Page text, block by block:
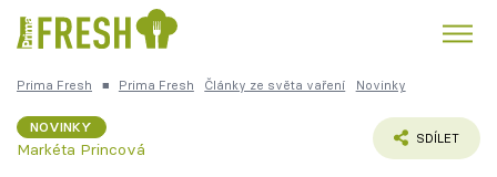
Česká kuchyně
Prima Fresh ■ Prima Fresh Články ze světa vaření Novinky
NOVINKY
Markéta Princová
SDÍLET